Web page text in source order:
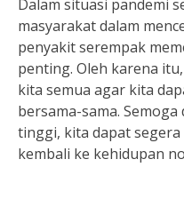
Dalam situasi pandemi
masyarakat dalam
penyakit serempak
penting. Oleh karena
kita semua agar kita
bersama-sama.
tinggi, kita dapat
kembali ke kehidupan